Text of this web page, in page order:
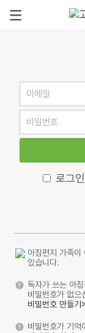
로그
아침편지 가족이
있습니다.
독자가 쓰는 아
비밀번호가 없으
비밀번호 만들기
비밀번호가 기억